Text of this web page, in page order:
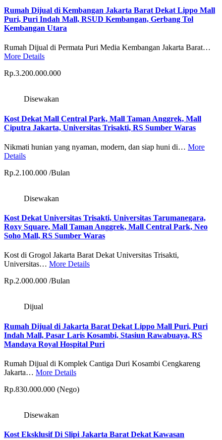
Rumah Dijual di Kembangan Jakarta Barat Dekat Lippo Mall
Puri, Puri Indah Mall, RSUD Kembangan, Gerbang Tol
Kembangan Utara
Rumah Dijual di Permata Puri Media Kembangan Jakarta Barat…
More Details
Rp.3.200.000.000
Disewakan
Kost Dekat Mall Central Park, Mall Taman Anggrek, Mall
Ciputra Jakarta, Universitas Trisakti, RS Sumber Waras
Nikmati hunian yang nyaman, modern, dan siap huni di… More
Details
Rp.2.100.000 /Bulan
Disewakan
Kost Dekat Universitas Trisakti, Universitas Tarumanegara,
Roxy Square, Mall Taman Anggrek, Mall Central Park, Neo
Soho Mall, RS Sumber Waras
Kost di Grogol Jakarta Barat Dekat Universitas Trisakti,
Universitas… More Details
Rp.2.000.000 /Bulan
Dijual
Rumah Dijual di Jakarta Barat Dekat Lippo Mall Puri, Puri
Indah Mall, Pasar Laris Kosambi, Stasiun Rawabuaya, RS
Mandaya Royal Hospital Puri
Rumah Dijual di Komplek Cantiga Duri Kosambi Cengkareng
Jakarta… More Details
Rp.830.000.000 (Nego)
Disewakan
Kost Eksklusif Di Slipi Jakarta Barat Dekat Kawasan